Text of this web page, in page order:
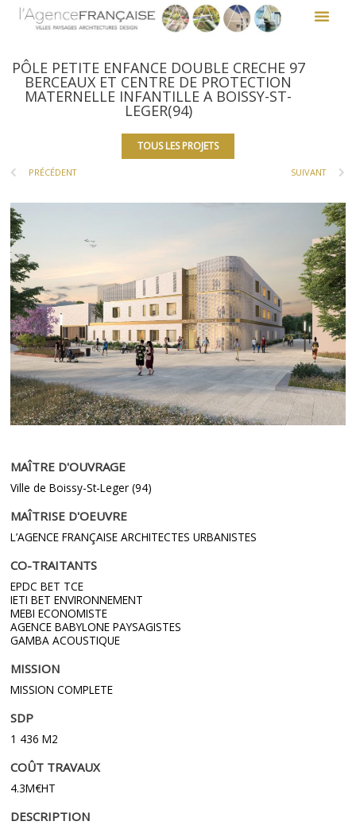
PÔLE PETITE ENFANCE DOUBLE CRECHE 97
BERCEAUX ET CENTRE DE PROTECTION
MATERNELLE INFANTILLE A BOISSY-ST-
LEGER(94)
TOUS LES PROJETS
PRÉCÉDENT SUIVANT
MAÎTRE D'OUVRAGE
Ville de Boissy-St-Leger (94)
MAÎTRISE D'OEUVRE
L’AGENCE FRANÇAISE ARCHITECTES URBANISTES
CO-TRAITANTS
EPDC BET TCE
IETI BET ENVIRONNEMENT
MEBI ECONOMISTE
AGENCE BABYLONE PAYSAGISTES
GAMBA ACOUSTIQUE
MISSION
MISSION COMPLETE
SDP
1 436 M2
COÛT TRAVAUX
4.3M€HT
DESCRIPTION